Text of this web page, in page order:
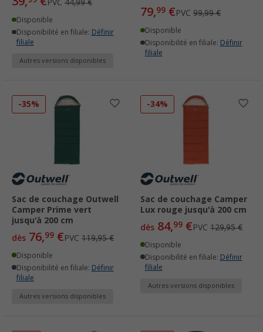
PVC 44,99 €
Disponible
Disponibilité en filiale: Définir
filiale
Autres versions disponibles
79,99 €PVC 99,99 €
Disponible
Disponibilité en filiale: Définir
filiale
-35%
Sac de couchage Outwell
Camper Prime vert
jusqu'à 200 cm
dès 76,99 €PVC 119,95 €
Disponible
Disponibilité en filiale: Définir
filiale
Autres versions disponibles
-34%
Sac de couchage Camper
Lux rouge jusqu'à 200 cm
dès 84,99 €PVC 129,95 €
Disponible
Disponibilité en filiale: Définir
filiale
Autres versions disponibles